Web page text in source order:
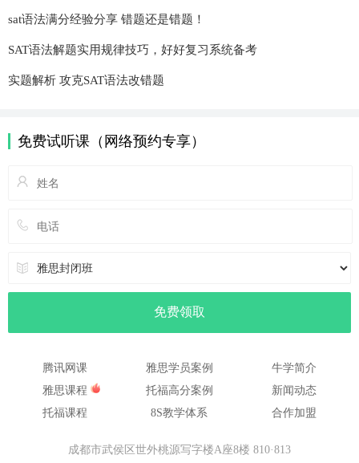
sat语法满分经验分享 错题还是错题！
SAT语法解题实用规律技巧，好好复习系统备考
实题解析 攻克SAT语法改错题
免费试听课（网络预约专享）
腾讯网课
雅思课程
托福课程
雅思学员案例
托福高分案例
8S教学体系
牛学简介
新闻动态
合作加盟
成都市武侯区世外桃源写字楼A座8楼 810·813